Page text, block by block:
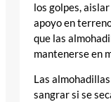
los golpes,
apoyo en
que las
mantenerse en
Las
sangrar si se